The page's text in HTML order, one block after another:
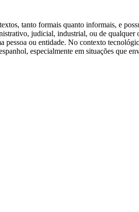
tanto formais quanto informais, e
judicial, industrial, ou de qualquer
pessoa ou entidade. No contexto
especialmente em situações que